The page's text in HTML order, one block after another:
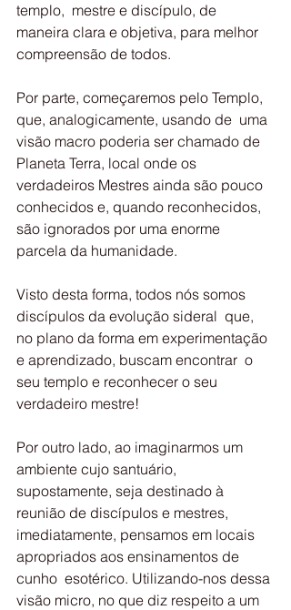
templo,  mestre e discípulo, de
maneira clara e objetiva, para melhor
compreensão de todos.
Por parte, começaremos pelo Templo,
que, analogicamente, usando de  uma
visão macro poderia ser chamado de
Planeta Terra, local onde os
verdadeiros Mestres ainda são pouco
conhecidos e, quando reconhecidos,
são ignorados por uma enorme
parcela da humanidade.
Visto desta forma, todos nós somos
discípulos da evolução sideral  que,
no plano da forma em experimentação
e aprendizado, buscam encontrar  o
seu templo e reconhecer o seu
verdadeiro mestre!
Por outro lado, ao imaginarmos um
ambiente cujo santuário,
supostamente, seja destinado à
reunião de discípulos e mestres,
imediatamente, pensamos em locais
apropriados aos ensinamentos de
cunho  esotérico. Utilizando-nos dessa
visão micro, no que diz respeito a um